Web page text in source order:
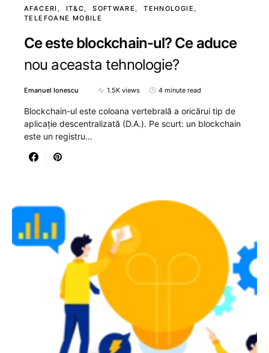
AFACERI IT&C SOFTWARE
TEHNOLOGIE
TELEFOANE MOBILE
Ce este blockchain-ul? Ce aduce
nou aceasta tehnologie?
Emanuel Ionescu 1.5K views 4 minute read
Blockchain-ul este coloana vertebrală a oricărui tip de
aplicație descentralizată (D.A.). Pe scurt: un blockchain
este un registru…